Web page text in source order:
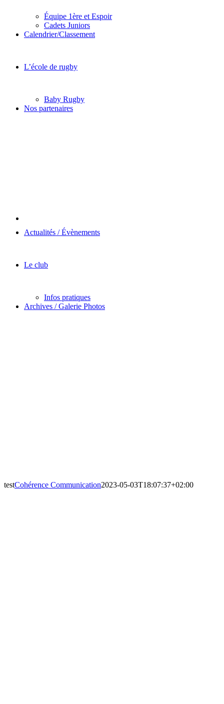
Équipe 1ère et Espoir
Cadets Juniors
Calendrier/Classement
L’école de rugby
Baby Rugby
Nos partenaires
Actualités / Évènements
Le club
Infos pratiques
Archives / Galerie Photos
testCohérence Communication2023-05-03T18:07:37+02:00